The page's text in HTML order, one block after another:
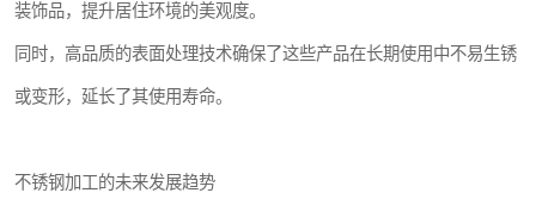
装饰品，提升居住环境的美观度。
同时，高品质的表面处理技术确保了这些产品在长期使用中不易生锈
或变形，延长了其使用寿命。
不锈钢加工的未来发展趋势